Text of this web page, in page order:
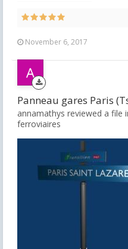
November 6, 2017
Panneau gares Paris
annamathys reviewed a file
ferroviaires